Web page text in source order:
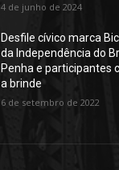
4 de junho de 2024
Desfile cívico marca
da Independência do
Penha e participantes
a brinde
6 de setembro de 2022